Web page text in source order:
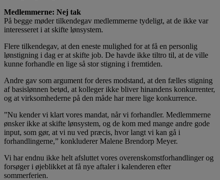
Medlemmerne: Nej tak
På begge møder tilkendegav medlemmerne tydeligt, at de ikke var
interesseret i at skifte lønsystem.
Flere tilkendegav, at den eneste mulighed for at få en personlig
lønstigning i dag er at skifte job. De havde ikke tiltro til, at de ville
kunne forhandle en lige så stor stigning i fremtiden.
Andre gav som argument for deres modstand, at den fælles stigning
af basislønnen betød, at kolleger ikke bliver hinandens konkurrenter,
og at virksomhederne på den måde har mere lige konkurrence.
”Nu kender vi klart vores mandat, når vi forhandler. Medlemmerne
ønsker ikke at skifte lønsystem, og de kom med mange andre gode
input, som gør, at vi nu ved præcis, hvor langt vi kan gå i
forhandlingerne,” konkluderer Malene Brendorp Meyer.
Vi har endnu ikke helt afsluttet vores overenskomstforhandlinger og
forsøger i øjeblikket at få nye aftaler i kalenderen efter
sommerferien.